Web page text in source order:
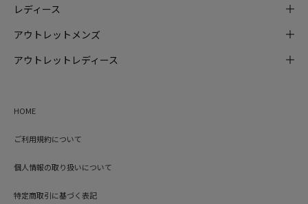
レディース
アウトレットメンズ
アウトレットレディース
HOME
ご利用規約について
個人情報の取り扱いについて
特定商取引に基づく表記